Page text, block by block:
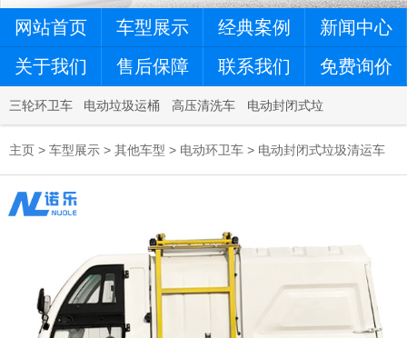
网站首页 车型展示 经典案例
新闻中心
关于我们
售后保障 联系我们 免费询价
三轮环卫车 电动垃圾运桶
车
高压清洗车 电动封闭式垃
圾清运车
主页 > 车型展示 > 其他车型 > 电动环卫车 > 电动封闭式垃圾清运车